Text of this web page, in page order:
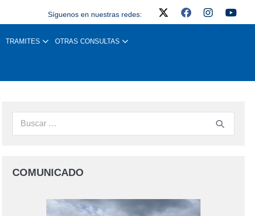
Síguenos en nuestras redes:
TRAMITES OTRAS CONSULTAS
COMUNICADO